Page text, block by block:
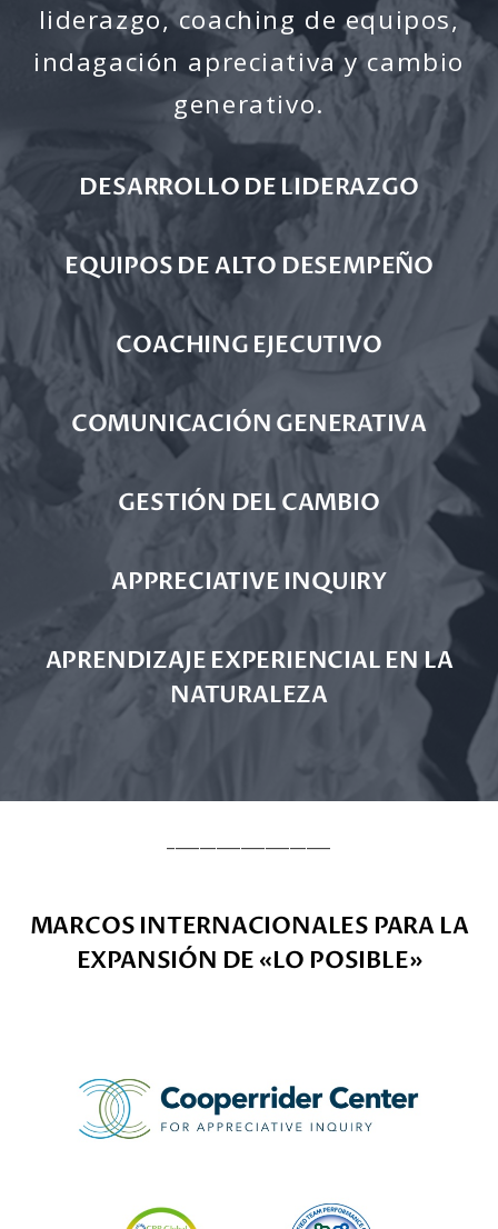
liderazgo, coaching de equipos,
indagación apreciativa y cambio
generativo.
DESARROLLO DE LIDERAZGO
EQUIPOS DE ALTO DESEMPEÑO
COACHING EJECUTIVO
COMUNICACIÓN GENERATIVA
GESTIÓN DEL CAMBIO
APPRECIATIVE INQUIRY
APRENDIZAJE EXPERIENCIAL EN LA
NATURALEZA
MARCOS INTERNACIONALES PARA LA
EXPANSIÓN DE «LO POSIBLE»